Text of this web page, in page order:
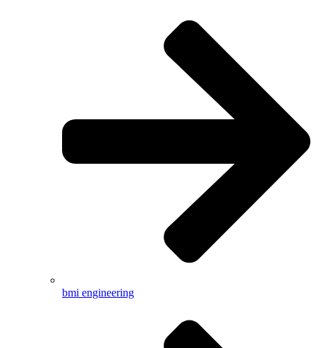
bmi engineering